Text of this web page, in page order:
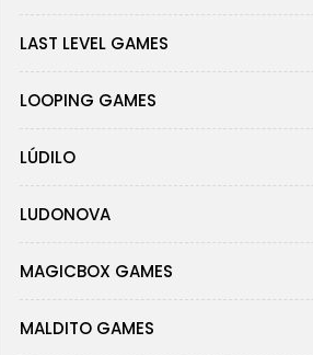
LAST LEVEL GAMES
LOOPING GAMES
LÚDILO
LUDONOVA
MAGICBOX GAMES
MALDITO GAMES